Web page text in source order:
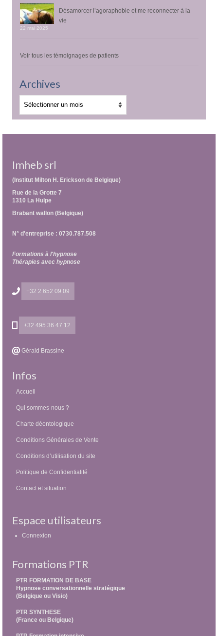
Désamorcer l’agoraphobie et me reconnecter à la
vie
22 mai 2025
Voir tous les témoignages de patients
Archives
Imheb srl
(Institut Milton H. Erickson de Belgique)
Rue de la Grotte 7
1310 La Hulpe
Brabant wallon (Belgique)
N° d'entreprise : 0730.787.508
Formations à l'hypnose
Thérapies avec hypnose
+32 2 652 09 09
+32 495 36 47 12
Gérald Brassine
Infos
Accueil
Qui sommes-nous ?
Charte déontologique
Conditions Générales de Vente
Conditions d’utilisation du site
Politique de Confidentialité
Contact et situation
Espace utilisateurs
Connexion
Formations PTR
PTR FORMATION DE BASE
Hypnose conversationnelle stratégique
(Belgique ou Visio)
PTR SYNTHESE
(France ou Belgique)